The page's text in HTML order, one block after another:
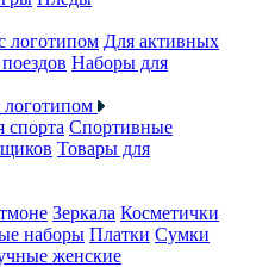
логотипом Для активных
Наборы для
спорта Спортивные
Товары для
Зеркала Косметички
наборы Платки Сумки
женские